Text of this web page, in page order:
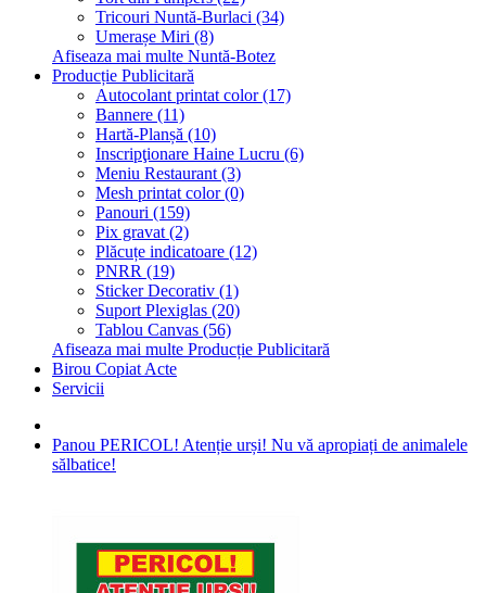
Tricouri Nuntă-Burlaci (34)
Umerașe Miri (8)
Afiseaza mai multe Nuntă-Botez
Producție Publicitară
Autocolant printat color (17)
Bannere (11)
Hartă-Planșă (10)
Inscripţionare Haine Lucru (6)
Meniu Restaurant (3)
Mesh printat color (0)
Panouri (159)
Pix gravat (2)
Plăcuțe indicatoare (12)
PNRR (19)
Sticker Decorativ (1)
Suport Plexiglas (20)
Tablou Canvas (56)
Afiseaza mai multe Producție Publicitară
Birou Copiat Acte
Servicii
Panou PERICOL! Atenție urși! Nu vă apropiați de animalele
sălbatice!